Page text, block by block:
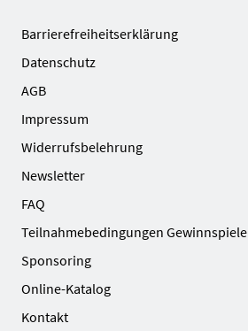
Barrierefreiheitserklärung
Datenschutz
AGB
Impressum
Widerrufsbelehrung
Newsletter
FAQ
Teilnahmebedingungen Gewinnspiele
Sponsoring
Online-Katalog
Kontakt